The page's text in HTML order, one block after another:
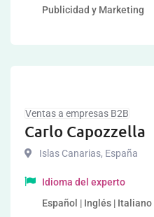
Publicidad y Marketing
Ventas a empresas B2B
Carlo Capozzella
Islas Canarias, España
Idioma del experto
Español | Inglés | Italiano